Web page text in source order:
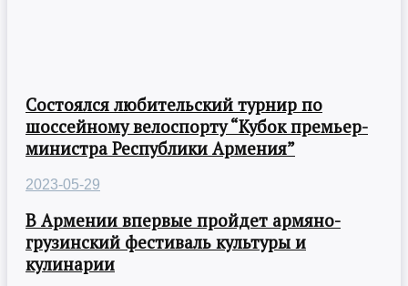
Состоялся любительский турнир по
шоссейному велоспорту “Кубок премьер-
министра Республики Армения”
2023-05-29
В Армении впервые пройдет армяно-
грузинский фестиваль культуры и
кулинарии